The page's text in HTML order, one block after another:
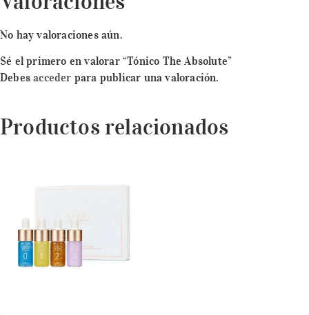
No hay valoraciones aún.
Sé el primero en valorar “Tónico The Absolute”
Debesacceder para publicar una valoración.
Productos relacionados